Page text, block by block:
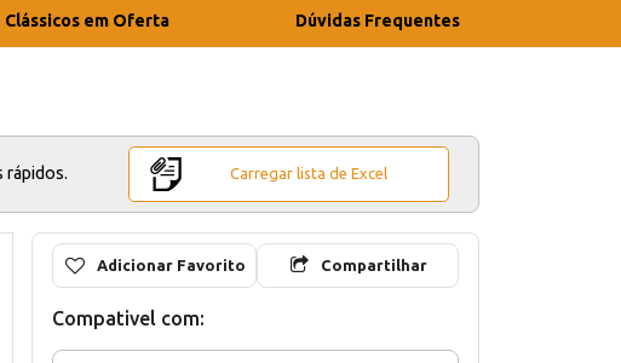
Clássicos em Oferta Dúvidas Frequentes
rápidos. Carregar lista de Excel
Adicionar Favorito Compartilhar
Compativel com: